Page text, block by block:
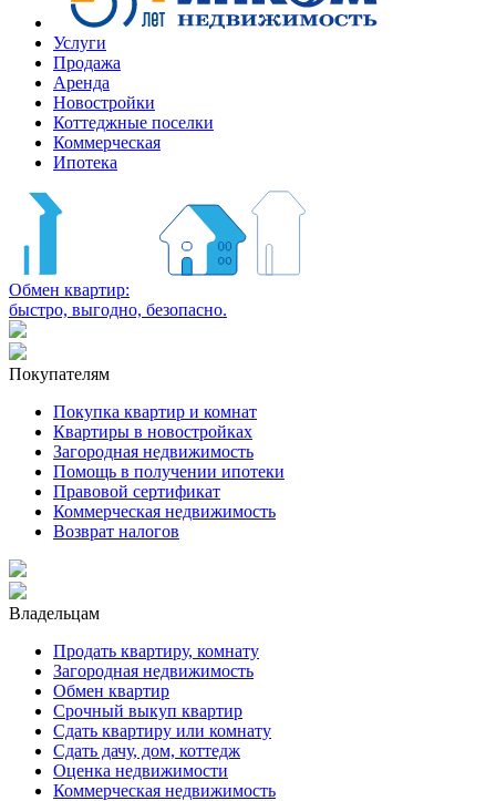
Услуги
Продажа
Аренда
Новостройки
Коттеджные поселки
Коммерческая
Ипотека
Обмен квартир:
быстро, выгодно, безопасно.
Покупателям
Покупка квартир и комнат
Квартиры в новостройках
Загородная недвижимость
Помощь в получении ипотеки
Правовой сертификат
Коммерческая недвижимость
Возврат налогов
Владельцам
Продать квартиру, комнату
Загородная недвижимость
Обмен квартир
Срочный выкуп квартир
Сдать квартиру или комнату
Сдать дачу, дом, коттедж
Оценка недвижимости
Коммерческая недвижимость